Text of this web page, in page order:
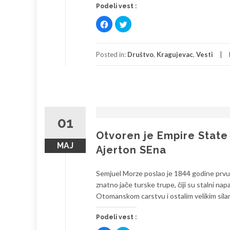
Podeli vest :
Click
to
share
(Opens
in
Click
to
(Opens
in
Posted in: Društvo, Kragujevac, Vesti
01
МАЈ
Otvoren je Empire
Ajerton SEna
Semjuel Morze poslao je 1844 godine
znatno jače turske trupe, čiji su stalni
Otomanskom carstvu i ostalim velikim
Podeli vest :